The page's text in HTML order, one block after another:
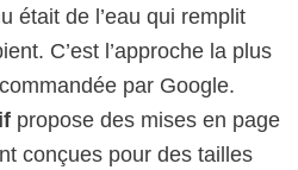
était de l’eau qui remplit
C’est l’approche la plus
par Google.
propose des mises en page
conçues pour des tailles